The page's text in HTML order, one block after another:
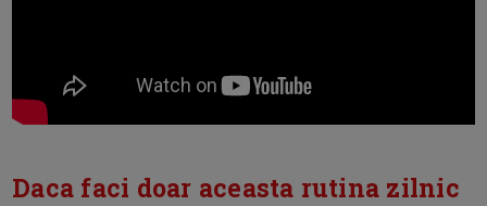
Daca faci doar aceasta rutina zilnic